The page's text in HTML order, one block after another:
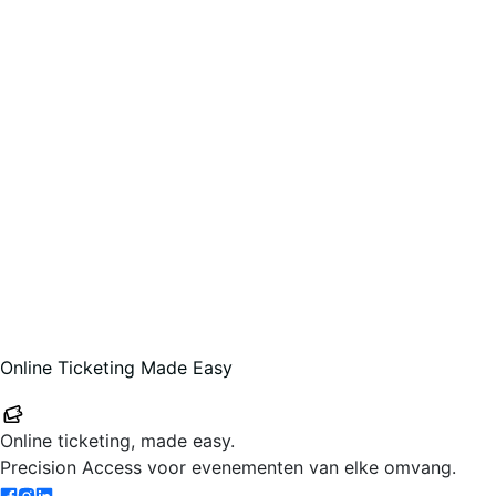
Online Ticketing Made Easy
Online ticketing, made easy.
Precision Access voor evenementen van elke omvang.